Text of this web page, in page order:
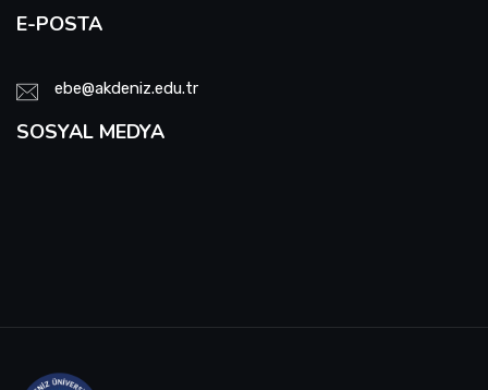
E-POSTA
ebe@akdeniz.edu.tr
SOSYAL MEDYA